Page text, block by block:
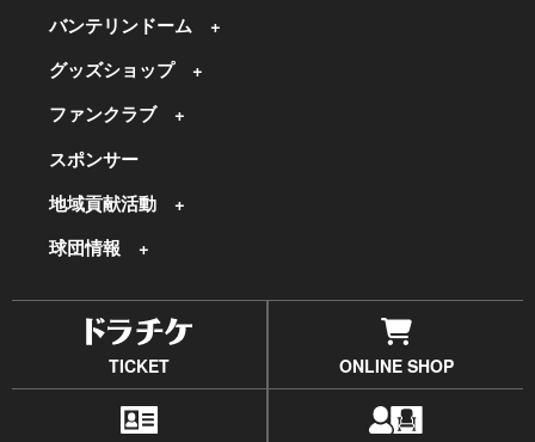
バンテリンドーム
グッズショップ
ファンクラブ
スポンサー
地域貢献活動
球団情報
TICKET ONLINE SHOP